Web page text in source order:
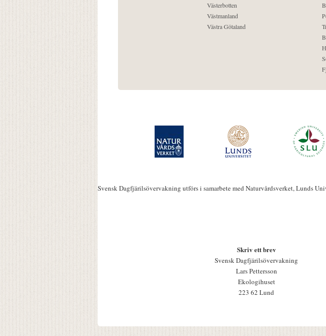
Västerbotten
Västmanland
Västra Götaland
Svensk Dagfjärilsövervakning utförs i samarbete med Naturvårdsverket, Lunds
Skriv ett brev
Svensk Dagfjärilsövervakning
Lars Pettersson
Ekologihuset
223 62 Lund